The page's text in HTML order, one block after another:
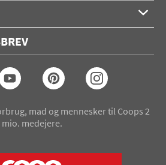
mad og mennesker til Coops 2
mio. medejere.